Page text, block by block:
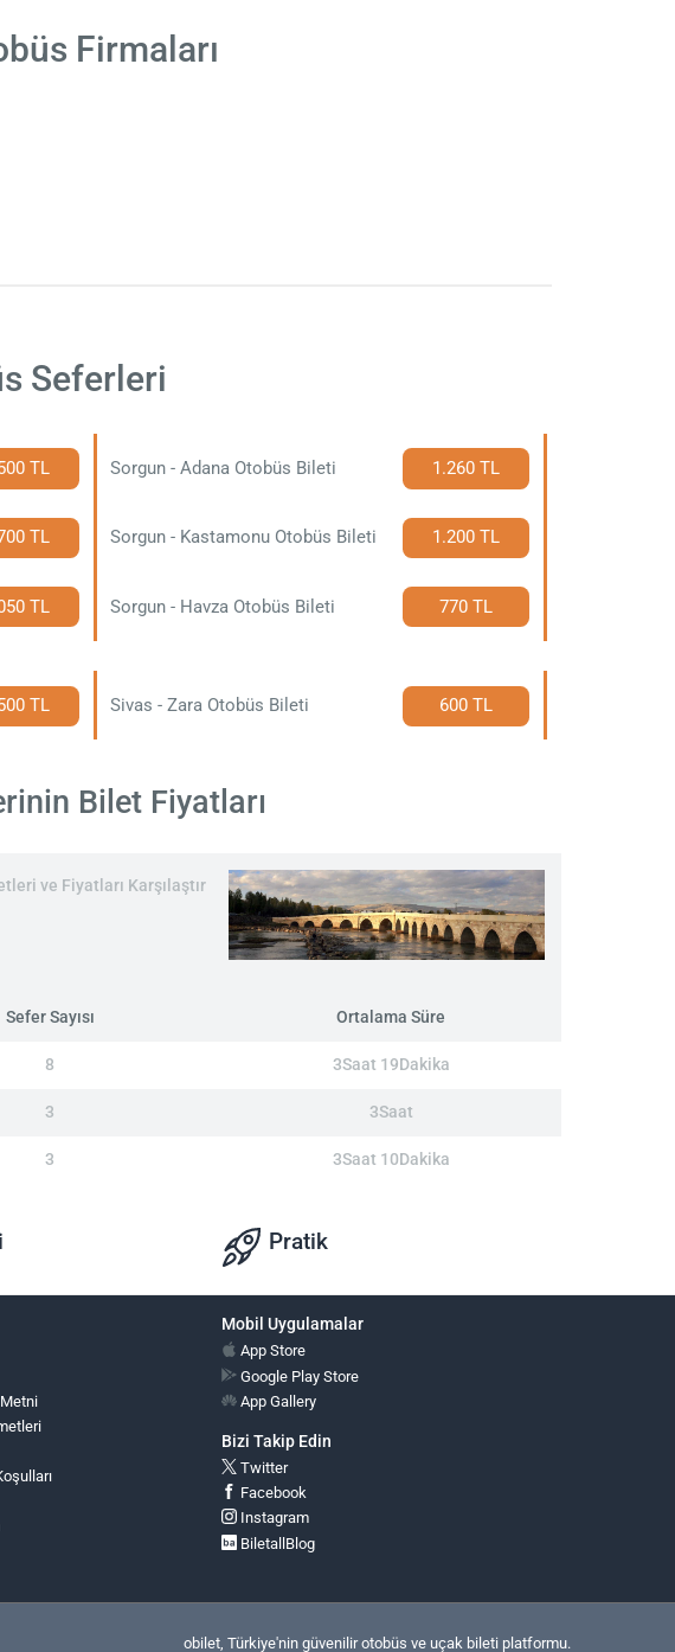
Firmaları
Seferleri
TL Sorgun - Adana Otobüs Bileti 1.260 TL
TL Sorgun - Kastamonu Otobüs Bileti 1.200 TL
TL Sorgun - Havza Otobüs Bileti 770 TL
TL Sivas - Zara Otobüs Bileti 600 TL
Bilet Fiyatları
ve Fiyatları Karşılaştır
Sefer Sayısı Ortalama Süre
8 3Saat 19Dakika
3 3Saat
3 3Saat 10Dakika
Pratik
Mobil Uygulamalar
App Store
Google Play Store
App Gallery
Bizi Takip Edin
Twitter
Facebook
Instagram
BiletallBlog
obilet, Türkiye'nin güvenilir otobüs ve uçak bileti platformu.